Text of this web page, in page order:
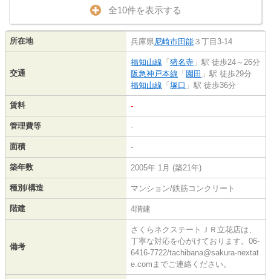
全10件を表示する
所在地 兵庫県 尼崎市田能 ３丁目3-14
交通
福知山線 「 猪名寺 」駅 徒歩24～26分
阪急神戸本線 「 園田 」駅 徒歩29分
福知山線 「 塚口 」駅 徒歩36分
賃料 -
管理費等 -
面積 -
築年数 2005年 1月 (築21年)
種別/構造 マンション/鉄筋コンクリート
階建 4階建
備考
さくらネクステートＪＲ立花店は、
丁寧な対応を心がけております。06-
6416-7722/tachibana@sakura-nextat
e.comまでご連絡ください。